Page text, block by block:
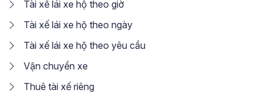
Tài xế lái xe hộ theo giờ
Tài xế lái xe hộ theo ngày
Tài xế lái xe hộ theo yêu cầu
Vận chuyển xe
Thuê tài xế riêng